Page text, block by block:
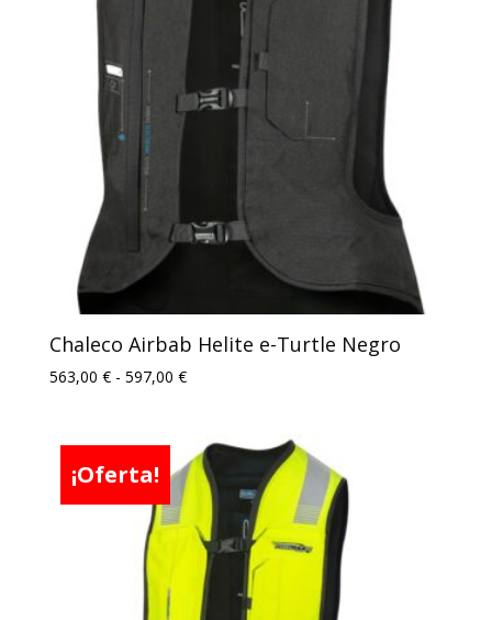
634,00 €
Chaleco Airbab Helite e-Turtle Negro
563,00 € - 597,00 €Rango
desde
563,00 €
hasta
597,00 €
¡Oferta!